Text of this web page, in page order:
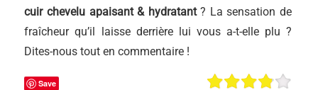
cuir chevelu apaisant & hydratant? La sensation de
fraîcheur qu’il laisse derrière lui vous a-t-elle plu ?
Dites-nous tout en commentaire !
Save